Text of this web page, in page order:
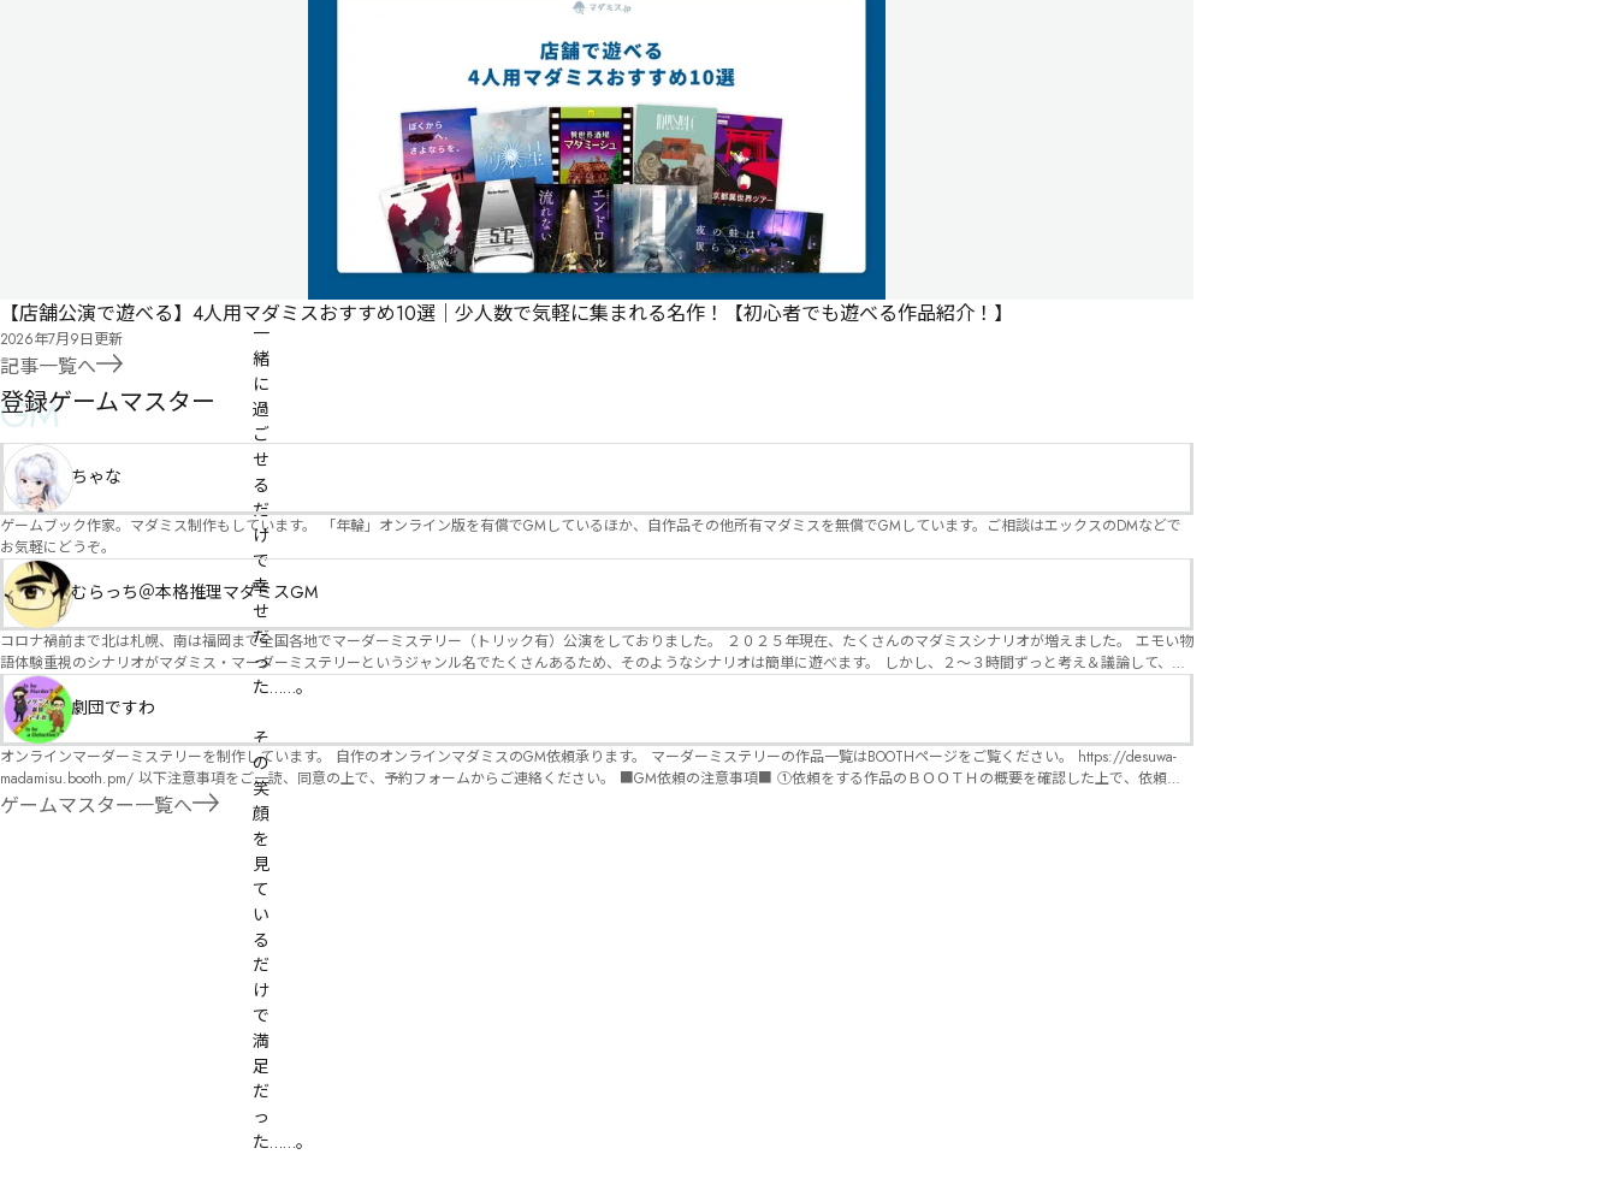
一
緒
に
過
ご
せ
る
だ
け
で
幸
せ
だ
っ
た……。
そ
の
笑
顔
を
見
て
い
る
だ
け
で
満
足
だ
っ
た……。
【店舗公演で遊べる】4人用マダミスおすすめ10選｜少人数で気軽に集まれる名作！【初心者でも遊べる作品紹介！】
2026年7月9日更新
記事一覧へ
GM
登録ゲームマスター
ちゃな
ゲームブック作家。マダミス制作もしています。 「年輪」オンライン版を有償でGMしているほか、自作品その他所有マダミスを無償でGMしています。ご相談はエックスのDMなどで
お気軽にどうぞ。
むらっち＠本格推理マダミスGM
コロナ禍前まで北は札幌、南は福岡まで全国各地でマーダーミステリー（トリック有）公演をしておりました。 ２０２５年現在、たくさんのマダミスシナリオが増えました。 エモい物
語体験重視のシナリオがマダミス・マーダーミステリーというジャンル名でたくさんあるため、そのようなシナリオは簡単に遊べます。 しかし、２～３時間ずっと考え＆議論して、見
たことないトリックが解ける閃きや犯人として逃げ切る楽しみのある本格推理マーダーミステリーを見つけることが難しくなっていませんか？ そんな本格推理マダミスをお届けしま
す！
劇団ですわ
オンラインマーダーミステリーを制作しています。 自作のオンラインマダミスのGM依頼承ります。 マーダーミステリーの作品一覧はBOOTHページをご覧ください。 https://desuwa-
madamisu.booth.pm/ 以下注意事項をご一読、同意の上で、予約フォームからご連絡ください。 ■GM依頼の注意事項■ ①依頼をする作品のＢＯＯＴＨの概要を確認した上で、依頼し
てください。 ②依頼ができるのは、平日、土日、祝日問わず、21：00～となります。 ③参加するメンバーは、依頼者にてメンバーを集めてください。 ④依頼条件：代表者によるＧＭ
セットの購入or参加者全員の個別ＨＯの購入 ⇒購入するタイミングは、開催日程、参加メンバーが決まってからで構いません。 ⑤批判目的等、作品を楽しむつもりのない方は参加をご
ゲームマスター一覧へ